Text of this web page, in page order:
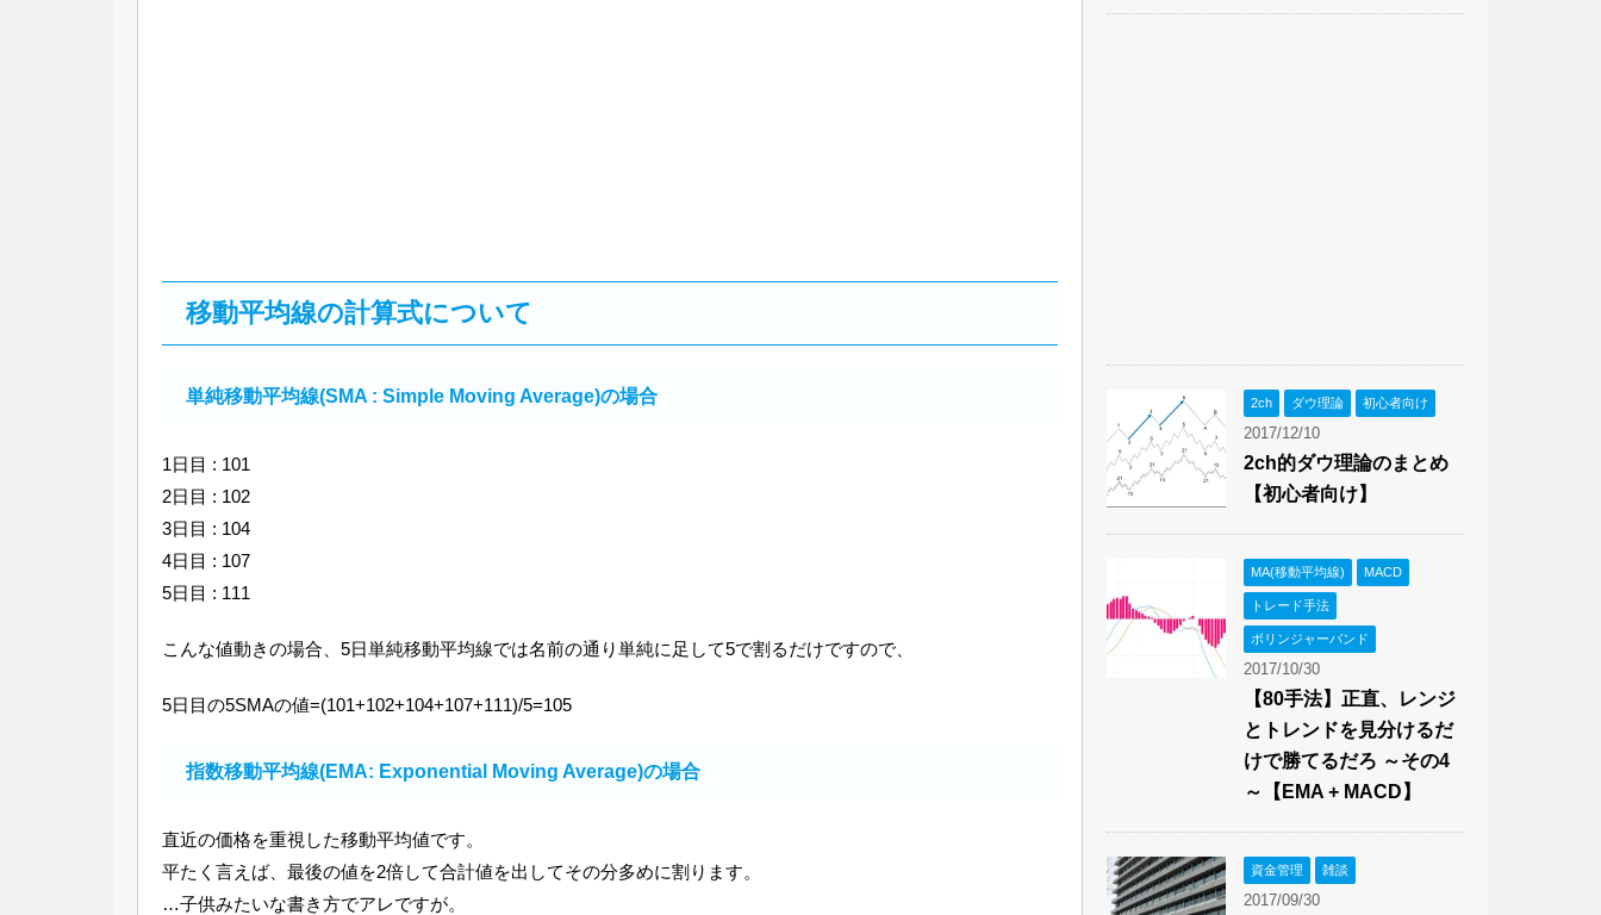
移動平均線の計算式について
単純移動平均線(SMA : Simple Moving Average)の場合
1日目 : 101
2日目 : 102
3日目 : 104
4日目 : 107
5日目 : 111
こんな値動きの場合、5日単純移動平均線では名前の通り単純に足して5で割るだけですので、
5日目の5SMAの値=(101+102+104+107+111)/5=105
指数移動平均線(EMA: Exponential Moving Average)の場合
直近の価格を重視した移動平均値です。
平たく言えば、最後の値を2倍して合計値を出してその分多めに割ります。
…子供みたいな書き方でアレですが。
2ch ダウ理論 初心者向け
2017/12/10
2ch的ダウ理論のまとめ
【初心者向け】
MA(移動平均線) MACD
トレード手法
ボリンジャーバンド
2017/10/30
【80手法】正直、レンジ
とトレンドを見分けるだ
けで勝てるだろ ～その4
～【EMA + MACD】
資金管理 雑談
2017/09/30